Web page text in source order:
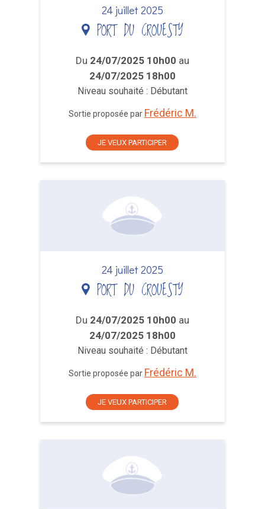
24 juillet 2025
PORT DU CROUESTY
Du 24/07/2025 10h00 au
24/07/2025 18h00
Niveau souhaité : Débutant
Sortie proposée par Frédéric M.
JE VEUX PARTICIPER
24 juillet 2025
PORT DU CROUESTY
Du 24/07/2025 10h00 au
24/07/2025 18h00
Niveau souhaité : Débutant
Sortie proposée par Frédéric M.
JE VEUX PARTICIPER